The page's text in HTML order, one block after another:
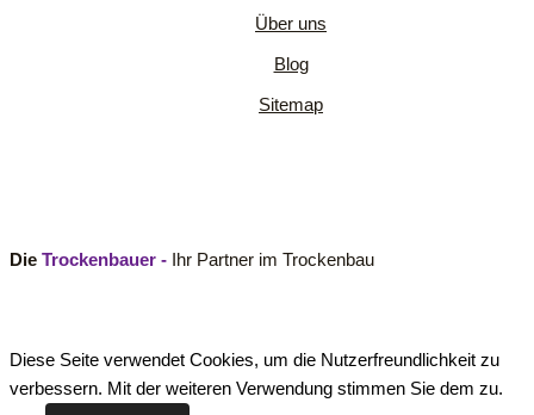
Über uns
Blog
Sitemap
Die Trockenbauer - Ihr Partner im Trockenbau
Diese Seite verwendet Cookies, um die Nutzerfreundlichkeit zu
verbessern. Mit der weiteren Verwendung stimmen Sie dem zu.